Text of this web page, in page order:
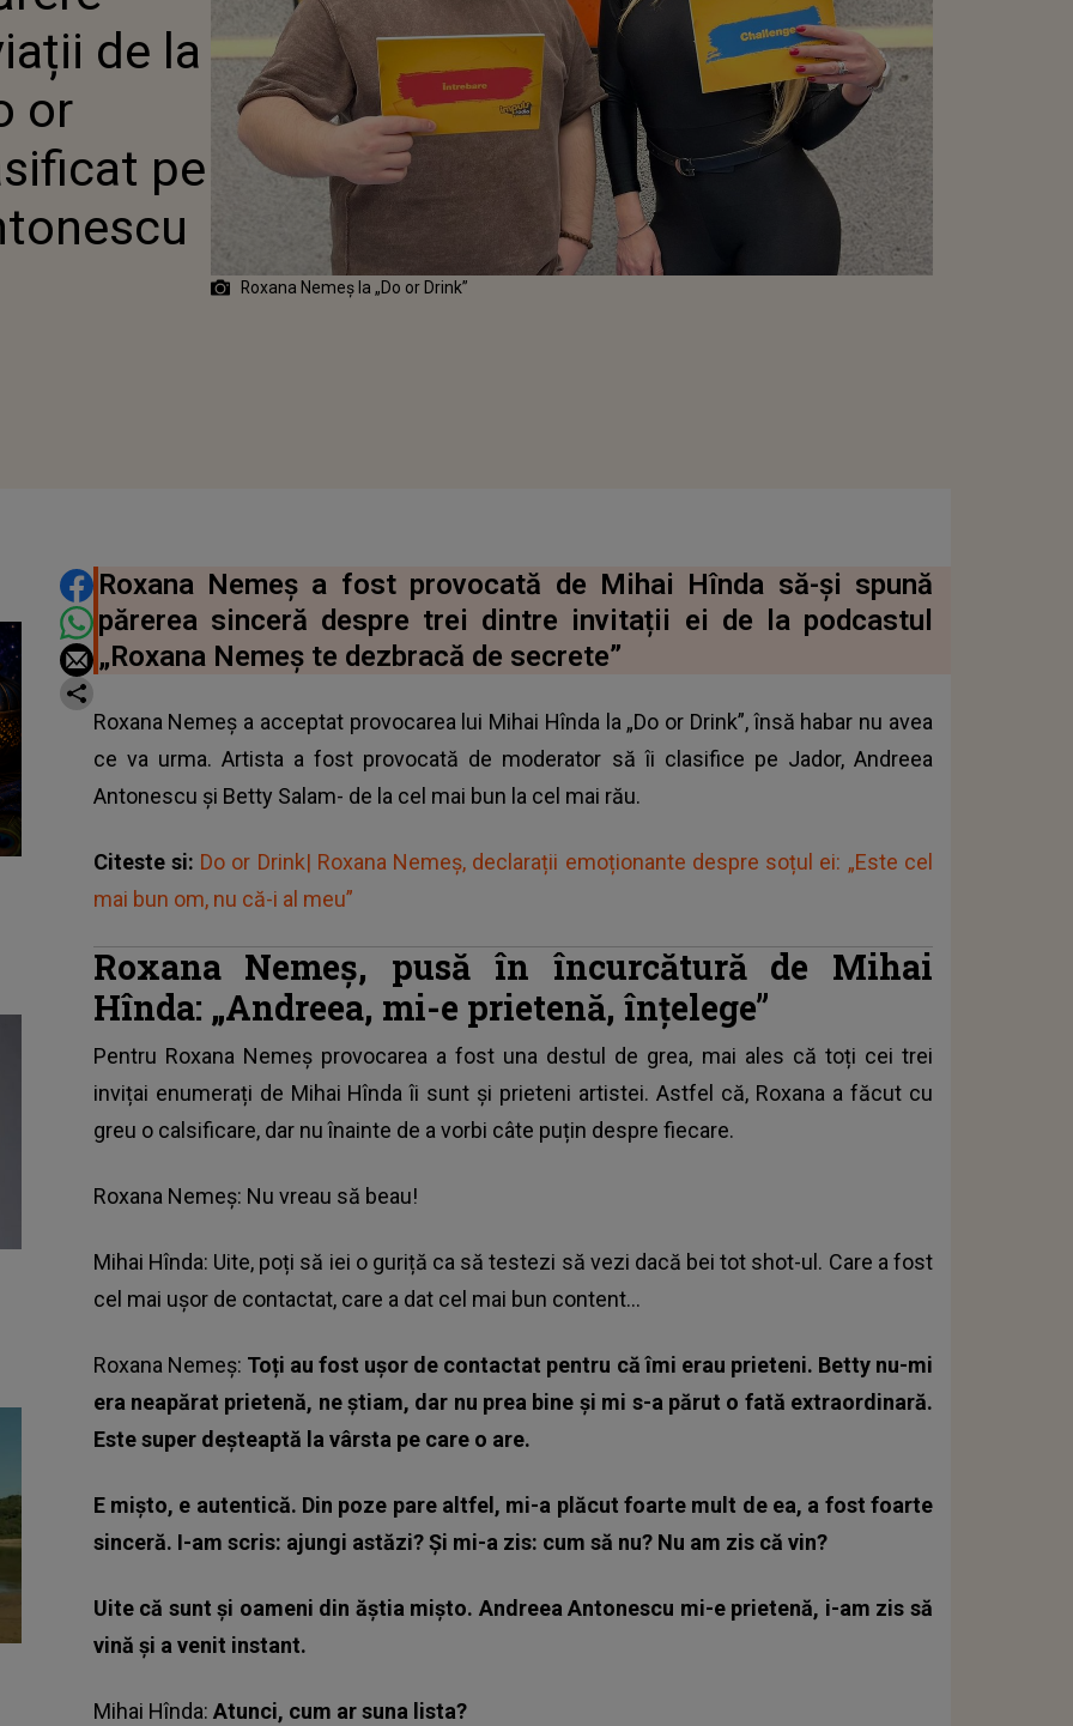
I-A CLASIFICAT PE
de la
or
pe
Roxana Nemeș la „Do or Drink”
DISTRIBUIE ARTICOLUL
Roxana Nemeș a fost provocată de Mihai Hînda să-și spună
părerea sinceră despre trei dintre invitații ei de la podcastul
„Roxana Nemeș te dezbracă de secrete”
Roxana Nemeș a acceptat provocarea lui Mihai Hînda la „Do or Drink”, însă habar nu avea
ce va urma. Artista a fost provocată de moderator să îi clasifice pe Jador, Andreea
Antonescu și Betty Salam- de la cel mai bun la cel mai rău.
Citeste si: Do or Drink| Roxana Nemeș, declarații emoționante despre soțul ei: „Este cel
mai bun om, nu că-i al meu”
Roxana Nemeș, pusă în încurcătură de Mihai
Hînda: „Andreea, mi-e prietenă, înțelege”
Pentru Roxana Nemeș provocarea a fost una destul de grea, mai ales că toți cei trei
invițai enumerați de Mihai Hînda îi sunt și prieteni artistei. Astfel că, Roxana a făcut cu
greu o calsificare, dar nu înainte de a vorbi câte puțin despre fiecare.
Roxana Nemeș: Nu vreau să beau!
Mihai Hînda: Uite, poți să iei o guriță ca să testezi să vezi dacă bei tot shot-ul. Care a fost
cel mai ușor de contactat, care a dat cel mai bun content...
Roxana Nemeș: Toți au fost ușor de contactat pentru că îmi erau prieteni. Betty nu-mi
era neapărat prietenă, ne știam, dar nu prea bine și mi s-a părut o fată extraordinară.
Este super deșteaptă la vârsta pe care o are.
E mișto, e autentică. Din poze pare altfel, mi-a plăcut foarte mult de ea, a fost foarte
sinceră. I-am scris: ajungi astăzi? Și mi-a zis: cum să nu? Nu am zis că vin?
Uite că sunt și oameni din ăștia mișto. Andreea Antonescu mi-e prietenă, i-am zis să
vină și a venit instant.
Mihai Hînda: Atunci, cum ar suna lista?